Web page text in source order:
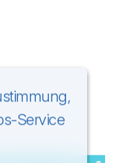
Service